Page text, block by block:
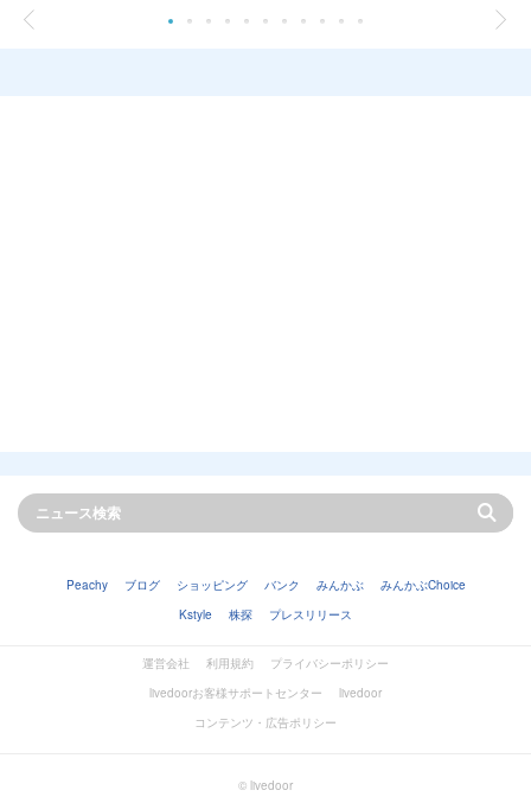
Peachy ブログ ショッピング バンク みんかぶ
みんかぶChoice
Kstyle
株探 プレスリリース
運営会社 利用規約
プライバシーポリシー
livedoorお客様サポートセンター
livedoor
コンテンツ・広告ポリシー
© livedoor